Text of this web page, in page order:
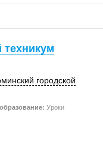
городской
Уроки